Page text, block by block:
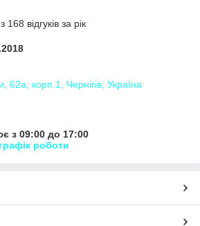
відгуків за рік
62а, корп.1, Чернігів, Україна
з 09:00 до 17:00
роботи